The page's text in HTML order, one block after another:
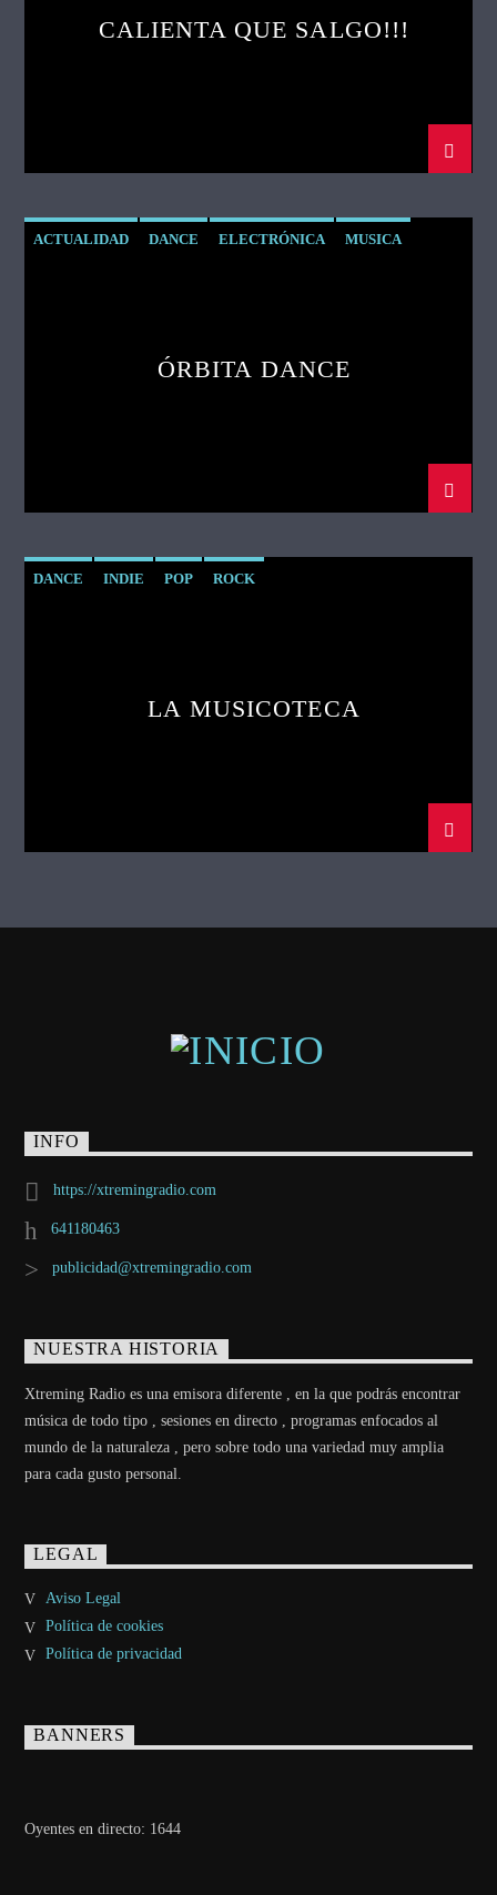
CALIENTA QUE SALGO!!!
ACTUALIDAD DANCE ELECTRÓNICA MUSICA
ÓRBITA DANCE
DANCE INDIE POP ROCK
LA MUSICOTECA
INFO
https://xtremingradio.com
641180463
publicidad@xtremingradio.com
NUESTRA HISTORIA
Xtreming Radio es una emisora diferente , en la que podrás encontrar
música de todo tipo , sesiones en directo , programas enfocados al
mundo de la naturaleza , pero sobre todo una variedad muy amplia
para cada gusto personal.
LEGAL
Aviso Legal
Política de cookies
Política de privacidad
BANNERS
Oyentes en directo: 1644